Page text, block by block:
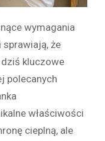
wymagania
że
kluczowe
polecanych
właściwości
cieplną, ale